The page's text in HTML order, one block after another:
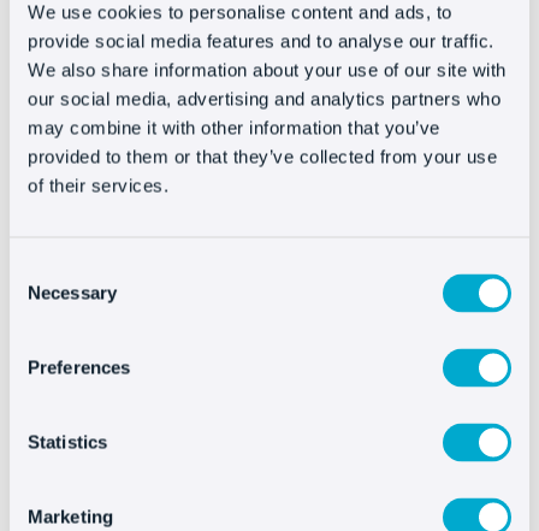
We use cookies to personalise content and ads, to
provide social media features and to analyse our traffic.
We also share information about your use of our site with
our social media, advertising and analytics partners who
may combine it with other information that you’ve
provided to them or that they’ve collected from your use
of their services.
Selection
Necessary
Preferences
Statistics
Marketing
Installare Oct8ne é
davvero facile